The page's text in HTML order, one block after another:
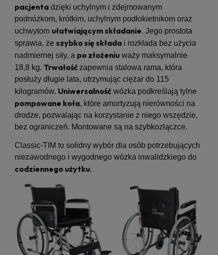
pacjenta dzięki uchylnym i zdejmowanym
podnóżkom, krótkim, uchylnym podłokietnikom oraz
uchwytom ułatwiającym składanie. Jego prostota
sprawia, że szybko się składa i rozkłada bez użycia
nadmiernej siły, a po złożeniu waży maksymalnie
18,8 kg. Trwałość zapewnia stalowa rama, która
posłuży długie lata, utrzymując ciężar do 115
kilogramów. Uniwersalność wózka podkreślają tylne
pompowane koła, które amortyzują nierówności na
drodze, pozwalając na korzystanie z niego wszędzie,
bez ograniczeń. Montowane są na szybkozłączce.
Classic-TIM to solidny wybór dla osób potrzebujących
niezawodnego i wygodnego wózka inwalidzkiego do
codziennego użytku.